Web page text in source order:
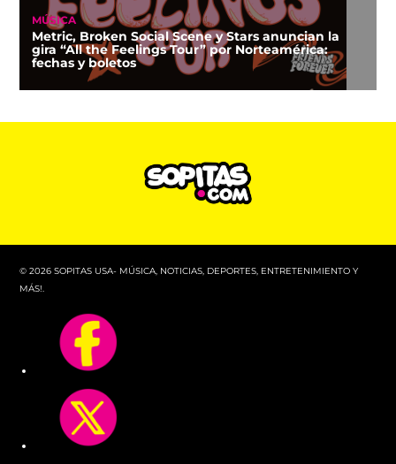
MÚSICA
Metric, Broken Social Scene y Stars anuncian la
gira “All the Feelings Tour” por Norteamérica:
fechas y boletos
© 2026 SOPITAS USA- MÚSICA, NOTICIAS, DEPORTES, ENTRETENIMIENTO Y
MÁS!.